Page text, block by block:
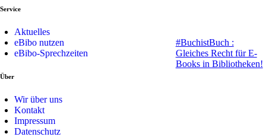
Service
Aktuelles
eBibo nutzen
eBibo-Sprechzeiten
Über
Wir über uns
Kontakt
Impressum
Datenschutz
#BuchistBuch :
Gleiches Recht für E-
Books in Bibliotheken!